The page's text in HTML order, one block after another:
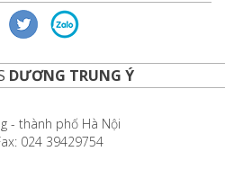
DƯƠNG TRUNG Ý
- thành phố Hà Nội
024 39429754